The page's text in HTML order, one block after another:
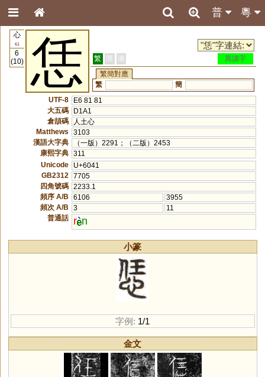
粵
普
心
61
6
(10)
恁 繁 簡 港
異讀字
繁簡對應
繁
簡
UTF-8
E6 81 81
大五碼
D1A1
倉頡碼
人土心
Matthews
3103
漢語大字典
（一版）2291；（二版）2453
康熙字典 311
Unicode
U+6041
GB2312
7705
四角號碼 2233.1
頻序 A/B
6106
3955
頻次 A/B
3
11
普通話
r n
小篆
字例: 1/1
金文